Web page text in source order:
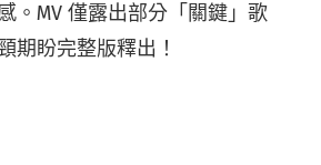
。MV 僅露出部分「關鍵」歌
期盼完整版釋出！